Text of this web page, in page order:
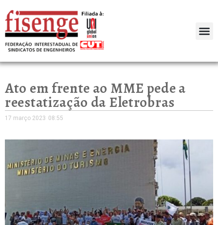
Ato em frente ao MME pede a
reestatização da Eletrobras
17 março 2023 08:55